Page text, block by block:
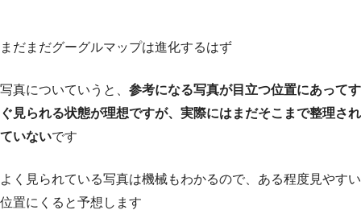
まだまだグーグルマップは進化するはず
写真についていうと、 参考になる写真が目立つ位置にあってす
ぐ見られる状態が理想ですが、実際にはまだそこまで整理され
ていないです
よく見られている写真は機械もわかるので、ある程度見やすい
位置にくると予想します